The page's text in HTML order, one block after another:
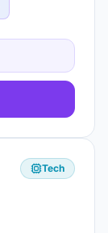
Tech